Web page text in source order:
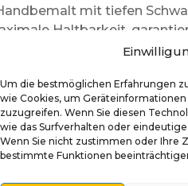
Um die bestmöglichen Erfahrungen
wie Cookies, um
zuzugreifen. Wenn Sie diesen
wie das Surfverhalten oder
Wenn Sie nicht zustimmen oder Ihre
bestimmte Funktionen
mit tiefen
Haltbarkeit,
um perfekt auf den
Griff fügt eine
einfach und schnell. Einfach:
von Ihrem alten Shooter-